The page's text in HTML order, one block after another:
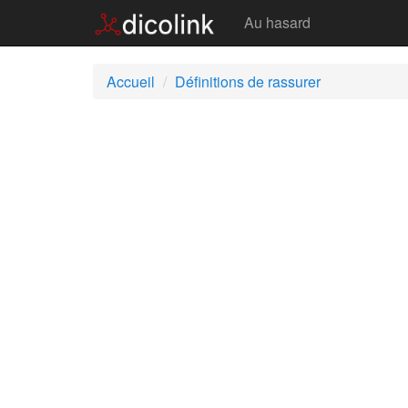
Au hasard
Accueil Définitions de rassurer
Rassurer